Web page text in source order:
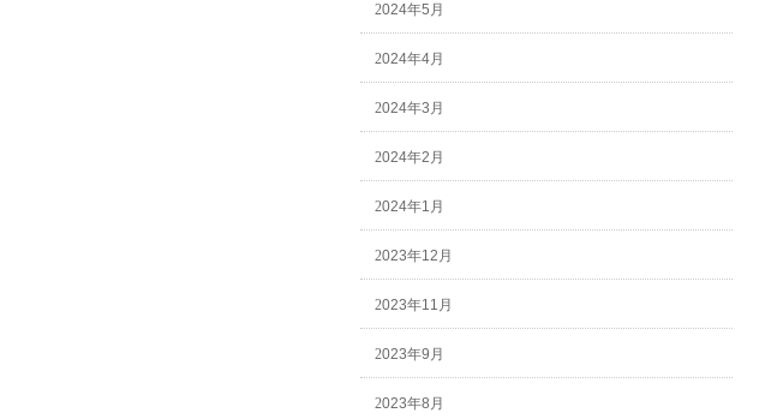
2024年5月
2024年4月
2024年3月
2024年2月
2024年1月
2023年12月
2023年11月
2023年9月
2023年8月